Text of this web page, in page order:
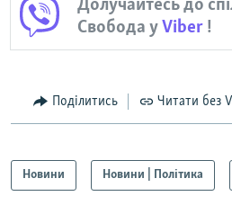
Долучайтесь до
Свобода уViber !
Поділитись Читати без
Новини Новини | Політика